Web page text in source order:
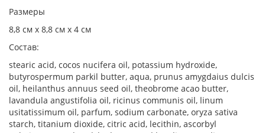
Размеры
8,8 см х 8,8 см х 4 см
Состав:
stearic acid, cocos nucifera oil, potassium hydroxide,
butyrospermum parkil butter, aqua, prunus amygdaius dulcis
oil, heilanthus annuus seed oil, theobrome acao butter,
lavandula angustifolia oil, ricinus communis oil, linum
usitatissimum oil, parfum, sodium carbonate, oryza sativa
starch, titanium dioxide, citric acid, lecithin, ascorbyl